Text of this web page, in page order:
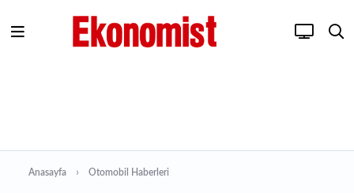
Anasayfa Otomobil Haberleri